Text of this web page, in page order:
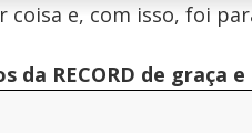
vídeo que está tentando assisitr
e, com isso, foi
da RECORD de graça